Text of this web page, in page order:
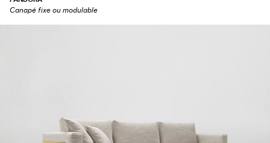
Canapé fixe ou modulable